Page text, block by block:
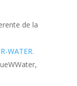
de la
WATER.